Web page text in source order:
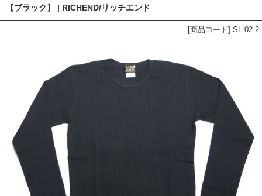
【ブラック】 | RICHEND/リッチエンド
[商品コード] SL-02-2